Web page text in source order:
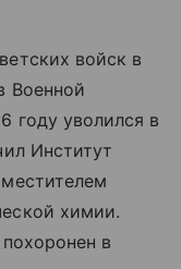
войск в
Военной
году уволился в
Институт
химии.
в